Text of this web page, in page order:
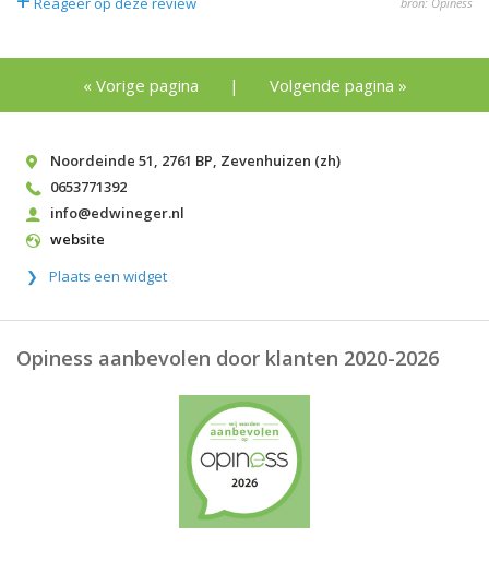
« Vorige pagina | Volgende pagina »
Noordeinde 51, 2761 BP, Zevenhuizen (zh)
0653771392
info@edwineger.nl
website
Plaats een widget
Opiness aanbevolen door klanten 2020-2026